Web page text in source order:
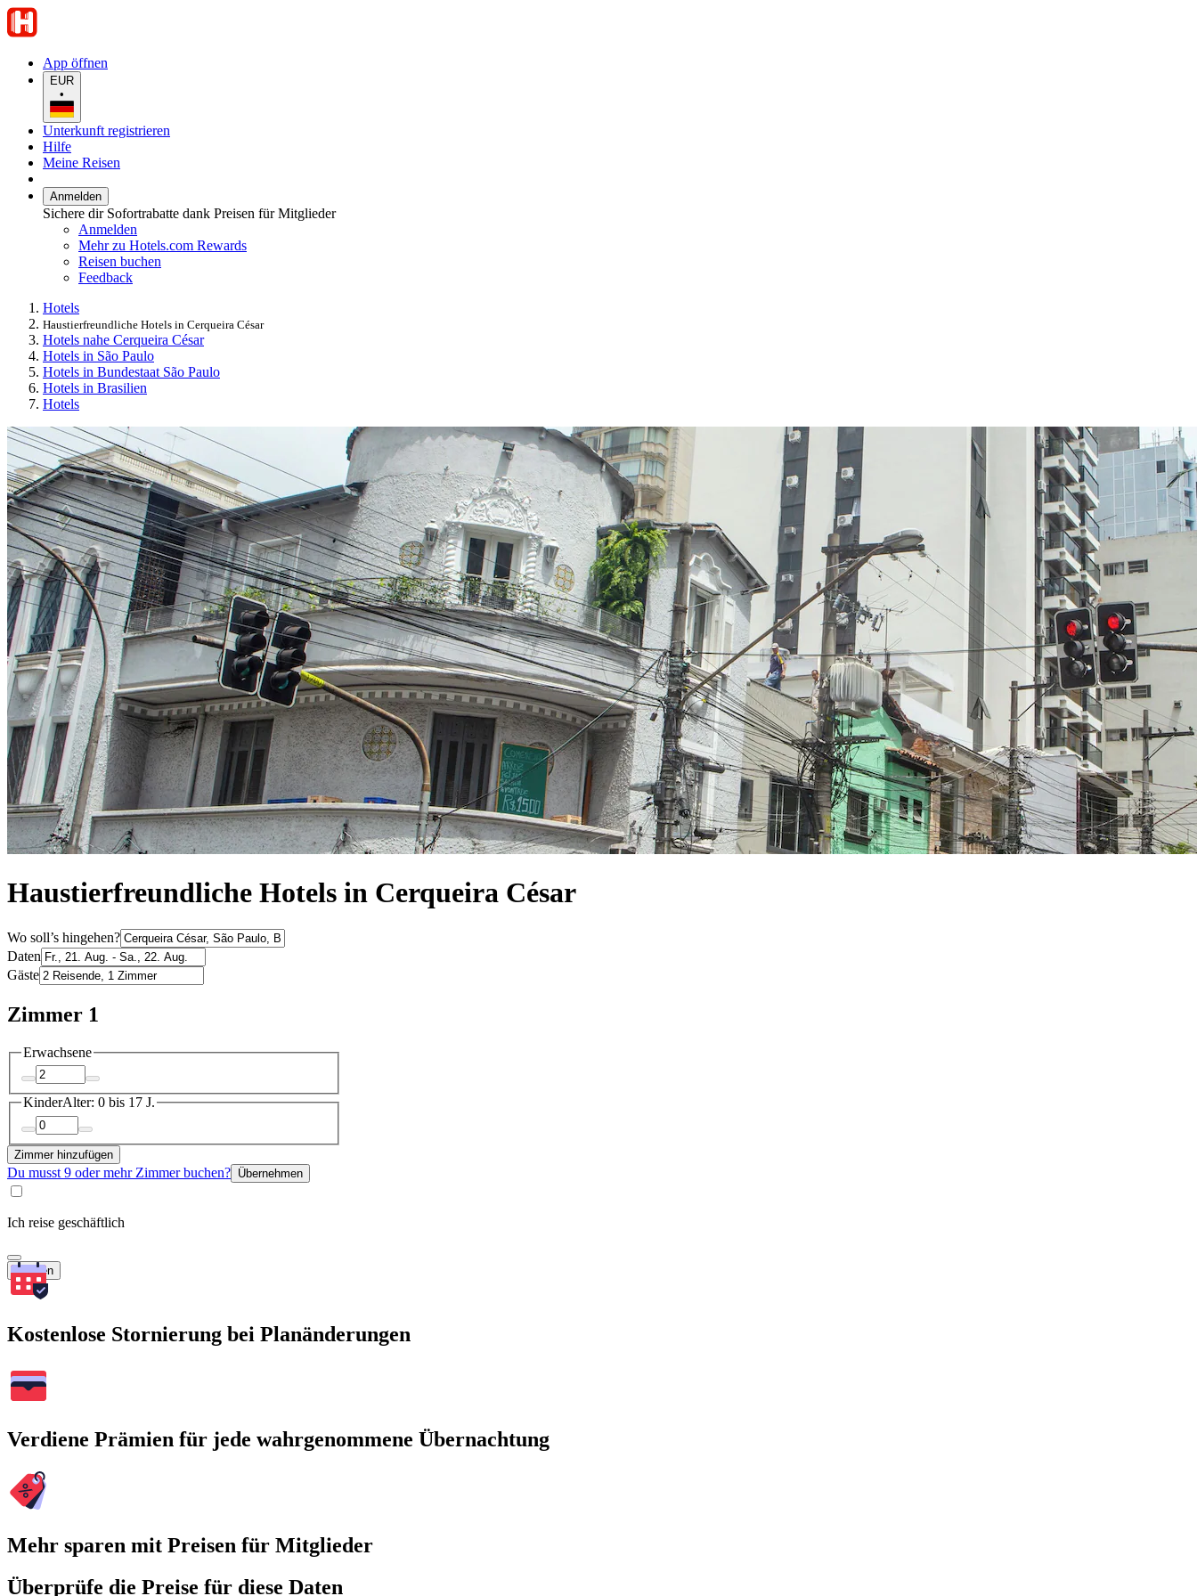
App öffnen
EUR
•
Unterkunft registrieren
Hilfe
Meine Reisen
Anmelden
Sichere dir Sofortrabatte dank Preisen für Mitglieder
Anmelden
Mehr zu Hotels.com Rewards
Reisen buchen
Feedback
Hotels
Haustierfreundliche Hotels in Cerqueira César
Hotels nahe Cerqueira César
Hotels in São Paulo
Hotels in Bundestaat São Paulo
Hotels in Brasilien
Hotels
Haustierfreundliche Hotels in Cerqueira César
Wo soll’s hingehen?
Daten
Gäste
Zimmer 1
Erwachsene
KinderAlter: 0 bis 17 J.
Zimmer hinzufügen
Du musst 9 oder mehr Zimmer buchen? Übernehmen
Ich reise geschäftlich
Suchen
Kostenlose Stornierung bei Planänderungen
Verdiene Prämien für jede wahrgenommene Übernachtung
Mehr sparen mit Preisen für Mitglieder
Überprüfe die Preise für diese Daten